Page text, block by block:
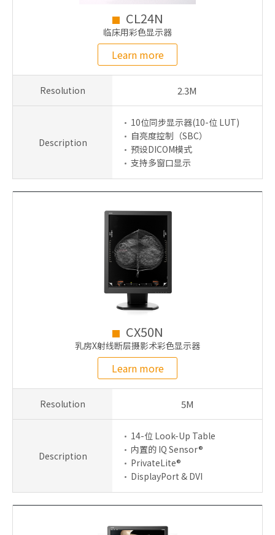
CL24N
临床用彩色显示器
Learn more
Resolution 2.3M
Description
10位同步显示器(10-位 LUT)
自亮度控制（SBC）
预设DICOM模式
支持多窗口显示
CX50N
乳房X射线断层摄影术彩色显示器
Learn more
Resolution 5M
Description
14-位 Look-Up Table
内置的 IQ Sensor®
PrivateLite®
DisplayPort & DVI